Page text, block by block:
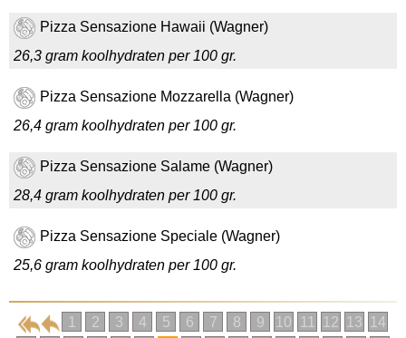
Pizza Sensazione Hawaii (Wagner)
26,3 gram koolhydraten per 100 gr.
Pizza Sensazione Mozzarella (Wagner)
26,4 gram koolhydraten per 100 gr.
Pizza Sensazione Salame (Wagner)
28,4 gram koolhydraten per 100 gr.
Pizza Sensazione Speciale (Wagner)
25,6 gram koolhydraten per 100 gr.
1 2 3 4 5 6 7 8 9 10 11 12 13
14